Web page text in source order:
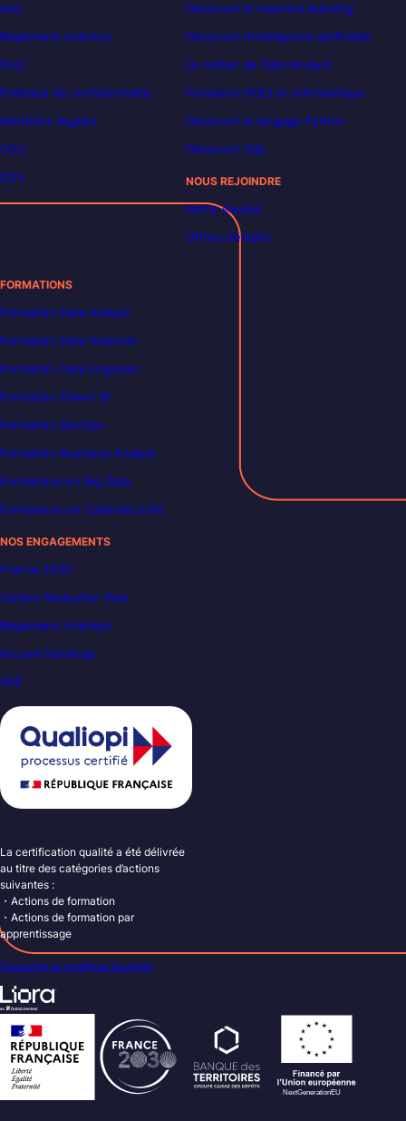
Avis
Règlement intérieur
FAQ
Politique de confidentialité
Mentions légales
CGU
CGV
Découvrir le machine learning
Découvrir l’intelligence artificielle
Le métier de Data Analyst
Formation POEI en informatique
Découvrir le langage Python
Découvrir SQL
NOUS REJOINDRE
Notre équipe
Offres d’emploi
FORMATIONS
Formation Data Analyst
Formation Data Scientist
Formation Data Engineer
Formation Power BI
Formation DevOps
Formation Business Analyst
Formations en Big Data
Formations en Cybersécurité
NOS ENGAGEMENTS
France 2030
Carbon Reduction Plan
Règlement intérieur
Accueil handicap
VAE
La certification qualité a été délivrée
au titre des catégories d’actions
suivantes :
・Actions de formation
・Actions de formation par
apprentissage
Consulter le certificat Qualiopi